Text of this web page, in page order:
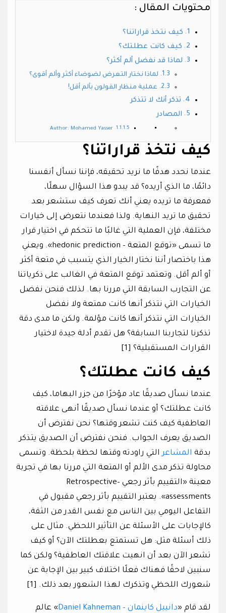
محتويات المقال :
كيف نتخذ قراراتنا؟
كيف كانت عطلتك؟
لماذا قد نفضل ألم أكثر؟
لماذا نختار التعرض لضوضاء أكثر وألم أقوى؟
عملية منظار القولون بألم أقل!
تذكر أنك لا تتذكر
المصادر
Author: Mohamed Yasser
كيف نتخذ قراراتنا؟
عندما نحدد هدفًا ما نريد تحقيقه، فإننا نسأل أنفسنا
دائمًا، ما الذي أريده؟ قد يبدو هذا السؤال سهلًا،
فمعرفة ما تريده يعني أنك تعرف كيف ستشعر بعد
تحقيق ما تريد النهاية. ولذا فعندما نتعرض إلى خيارات
مختلفة، فإن العملية التي غالبًا ما تتحكم في اختيار قرار
ما تسمى «توقع المتعة – hedonic prediction». ويعني
هذا باختصار أننا نختار الخيار الذي يتسبب في متعة أكثر
أو ألم أقل. وتعتمد توقع المتعة في الغالب على ذكرياتنا
عن التجارب السابقة التي مررنا بها. لذلك فنحن نفضل
الخيارات التي نتذكر أنها كانت ممتعة ولا نفضل
الخيارات التي نتذكر أنها كانت مؤلمة. ولكن ما مدى دقة
تذكرنا لتجاربنا السابقة؟ هل تقدم أدلة جيدة لاختيار
القرارات المستقبلية؟ [1]
كيف كانت عطلتك؟
عندما نسأل صديقًا عاد مؤخرًا من جزر البهاما، كيف
كانت عطلتك؟ أو عندما نسأل صديقًا أنهى علاقته
العاطفية كيف كنت تشعر وقتها؟ نحن نفترض أن
الصديق يعرف الجواب. فنحن نفترض أن الصديق يتذكر
بدقة المشاعرالتي راودته وقتها لحظة بلحظة. وتسمى
محاولة تذكر مدى الألم أو المتعة التي مررنا بها في تجربة
معينة «التقييم بأثر رجعي –Retrospective
assessments». يعتبر التقييم بأثر رجعي مقبول في
التفاعل اليومي بين الناس مع نفس القدر من الثقة،
كالإجابات على الأسئلة عن التأثير اللحظي. مثال على
ذلك أسئلة مثل: هل تستمتع بعطلتك الآن؟ أو كيف
تشعر الآن بعد أن انهيت علاقتك العاطفية؟ ولكن كما
سنبين لاحقًا فهناك فعلًا اختلاف كبير بين الإجابة عن
شعورك اللحظي وتذكرك لهذا الشعور بعد ذلك. [1]
لقد قام «دانييل كاينمان – Daniel Kahneman
» عالم